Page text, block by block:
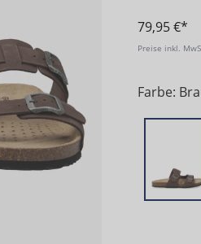
79,95 €*
Preise inkl.
Farbe: